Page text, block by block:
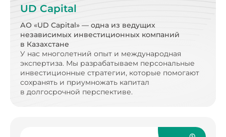
UD Capital
АО «UD Capital» — одна из ведущих
независимых инвестиционных компаний
в Казахстане
У нас многолетний опыт и международная
экспертиза. Мы разрабатываем персональные
инвестиционные стратегии, которые помогают
сохранять и приумножать капитал
в долгосрочной перспективе.